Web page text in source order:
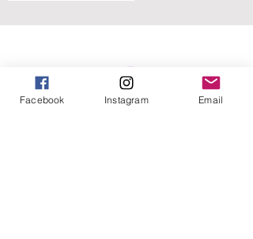
Facebook Instagram Email